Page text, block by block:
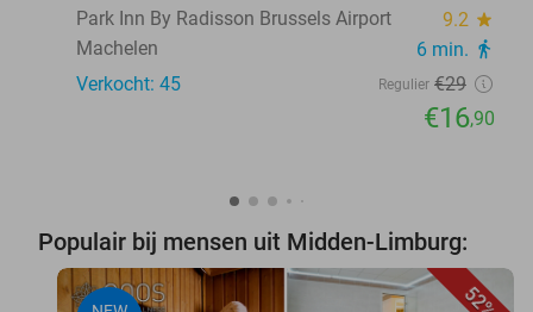
Park Inn By Radisson Brussels Airport
9.2 star
Machelen 6 min. directions_walk
Verkocht: 45 Regulier €29
€16,90
Populair bij mensen uit Midden-Limburg:
52%